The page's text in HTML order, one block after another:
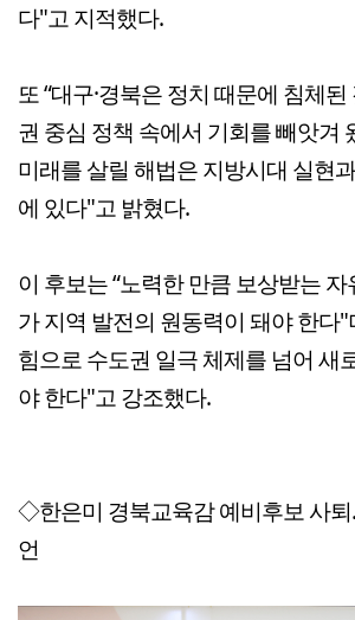
다"고 지적했다.
또 “대구·경북은 정치 때문에 침체
권 중심 정책 속에서 기회를 빼앗겨
미래를 살릴 해법은 지방시대 실현
에 있다"고 밝혔다.
이 후보는 “노력한 만큼 보상받는
가 지역 발전의 원동력이 돼야 한다"
힘으로 수도권 일극 체제를 넘어 새
야 한다"고 강조했다.
◇한은미 경북교육감 예비후보 사
언